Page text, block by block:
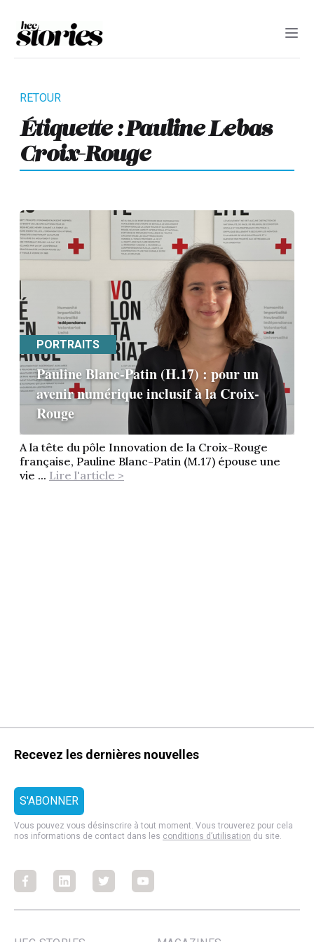
Étiquette : Pauline Lebas
Croix-Rouge
PORTRAITS
Pauline Blanc-Patin (H.17) : pour un
avenir numérique inclusif à la Croix-
Rouge
A la tête du pôle Innovation de la Croix-Rouge
française, Pauline Blanc-Patin (M.17) épouse une
vie ... Lire l'article >
Recevez les dernières nouvelles
Vous pouvez vous désinscrire à tout moment. Vous trouverez pour cela
nos informations de contact dans les conditions d’utilisation du site.
FacebookFacebookFacebookFacebook